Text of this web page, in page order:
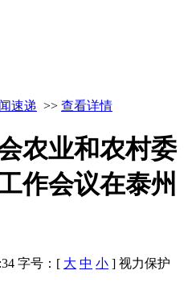
速递 >> 查看详情
农业和农村委
作会议在泰州
字号：[ 大 中 小 ] 视力保护